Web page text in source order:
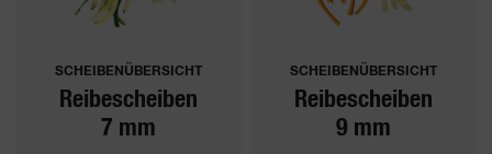
SCHEIBENÜBERSICHT
Reibescheiben
7 mm
SCHEIBENÜBERSICHT
Reibescheiben
9 mm